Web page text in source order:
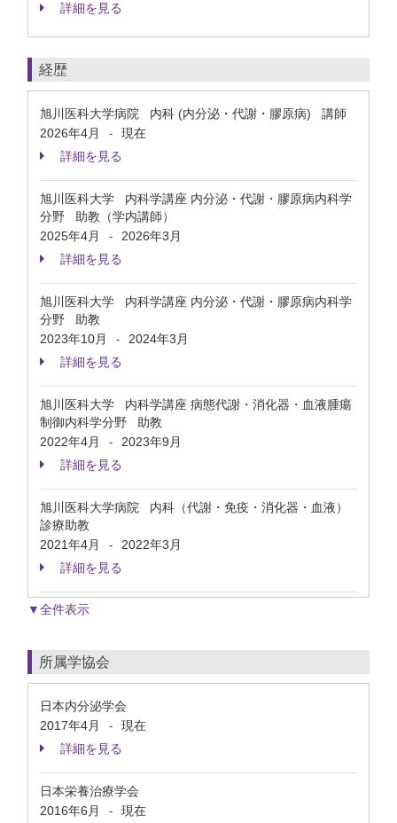
詳細を見る
経歴
旭川医科大学病院 内科 (内分泌・代謝・膠原病) 講師
2026年4月
-
現在
詳細を見る
旭川医科大学 内科学講座 内分泌・代謝・膠原病内科学
分野 助教（学内講師）
2025年4月
-
2026年3月
詳細を見る
旭川医科大学 内科学講座 内分泌・代謝・膠原病内科学
分野 助教
2023年10月
-
2024年3月
詳細を見る
旭川医科大学 内科学講座 病態代謝・消化器・血液腫瘍
制御内科学分野 助教
2022年4月
-
2023年9月
詳細を見る
旭川医科大学病院 内科（代謝・免疫・消化器・血液）
診療助教
2021年4月
-
2022年3月
詳細を見る
▼全件表示
所属学協会
日本内分泌学会
2017年4月
-
現在
詳細を見る
日本栄養治療学会
2016年6月
-
現在